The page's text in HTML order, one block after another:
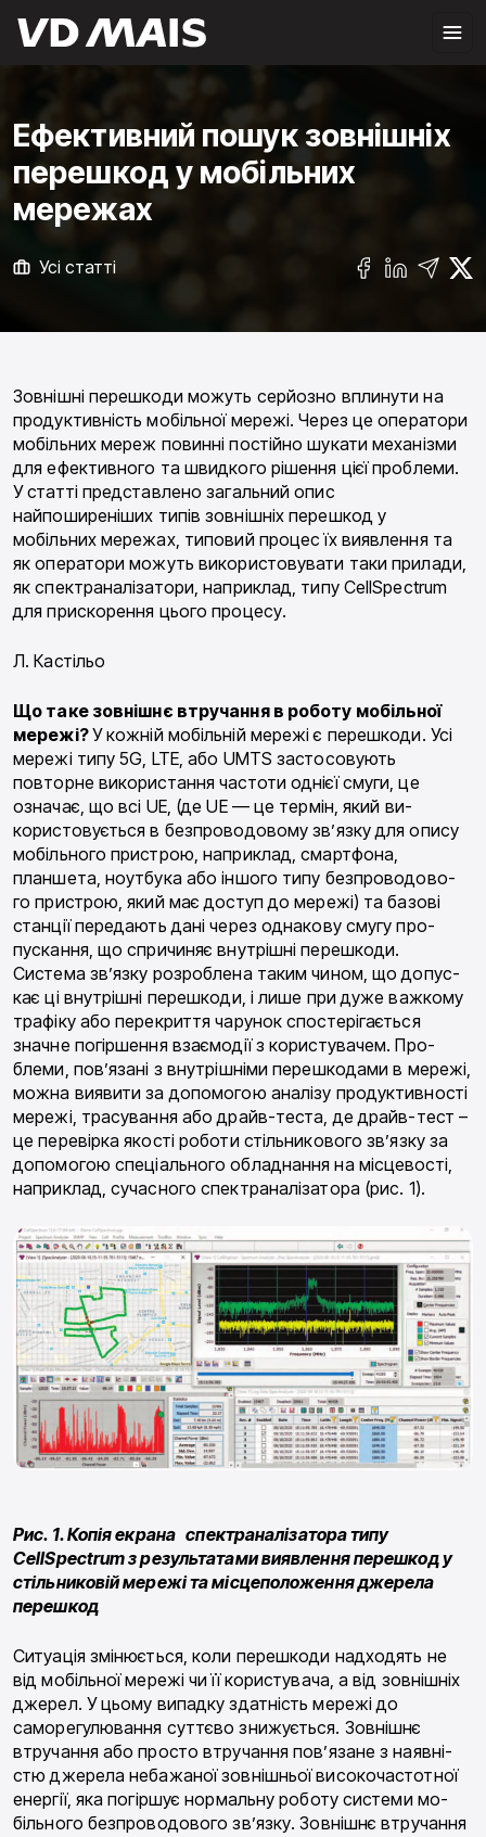
Ефективний пошук зовнішніх
перешкод у мобільних
мережах
Усі статті
Зовнішні перешкоди можуть серйозно вплинути на
продуктивність мобільної мережі. Через це опе­ратори
мобільних мереж повинні постійно шукати механізми
для ефективного та швидкого рішення цієї проблеми.
У статті представлено загальний опис
найпоширеніших типів зовнішніх перешкод у
мобільних мережах, типовий процес їх виявлення та
як оператори можуть використовувати таки прила­ди,
як спектраналізатори, наприклад, типу Cell­Spectrum
для прискорення цього процесу.
Л. Кастільо
Що таке зовнішнє втручання в роботу мо­більної
мережі?У кожній мобільній мережі є пере­шкоди. Усі
мережі типу 5G, LTE, або UMTS застосо­вують
повторне використання частоти однієї смуги, це
означає, що всі UE, (де UE — це термін, який ви­
користовується в безпроводовому зв’язку для опи­су
мобільного пристрою, наприклад, смартфона,
планшета, ноутбука або іншого типу безпроводово-
го пристрою, який має доступ до мережі) та базові
станції передають дані через однакову смугу про­
пускання, що спричиняє внутрішні перешкоди.
Система зв’язку розроблена таким чином, що допус­
кає ці внутрішні перешкоди, і лише при дуже важко­му
трафіку або перекриття чарунок спостерігається
значне погіршення взаємодії з користувачем. Про­
блеми, пов’язані з внутрішніми перешкодами в ме­режі,
можна виявити за допомогою аналізу продук­тивності
мережі, трасування або драйв-теста, де драйв-тест –
це перевірка якості роботи стільнико­вого зв’язку за
допомогою спеціального обладнання на місцевості,
наприклад, сучасного спектраналізатора (рис. 1).
Рис. 1. Копія екрана спектраналізатора типу
CellSpectrum з результатами виявлення перешкод у
стільниковій мережі та місцеположення джерела
перешкод
Ситуація змінюється, коли перешкоди надходять не
від мобільної мережі чи її користувача, а від зов­нішніх
джерел. У цьому випадку здатність мережі до
саморегулювання суттєво знижується. Зовнішнє
втручання або просто втручання пов’язане з наявні­
стю джерела небажаної зовнішньої високочастотної
енергії, яка погіршує нормальну роботу системи мо­
більного безпроводового зв’язку. Зовнішнє втру­чання